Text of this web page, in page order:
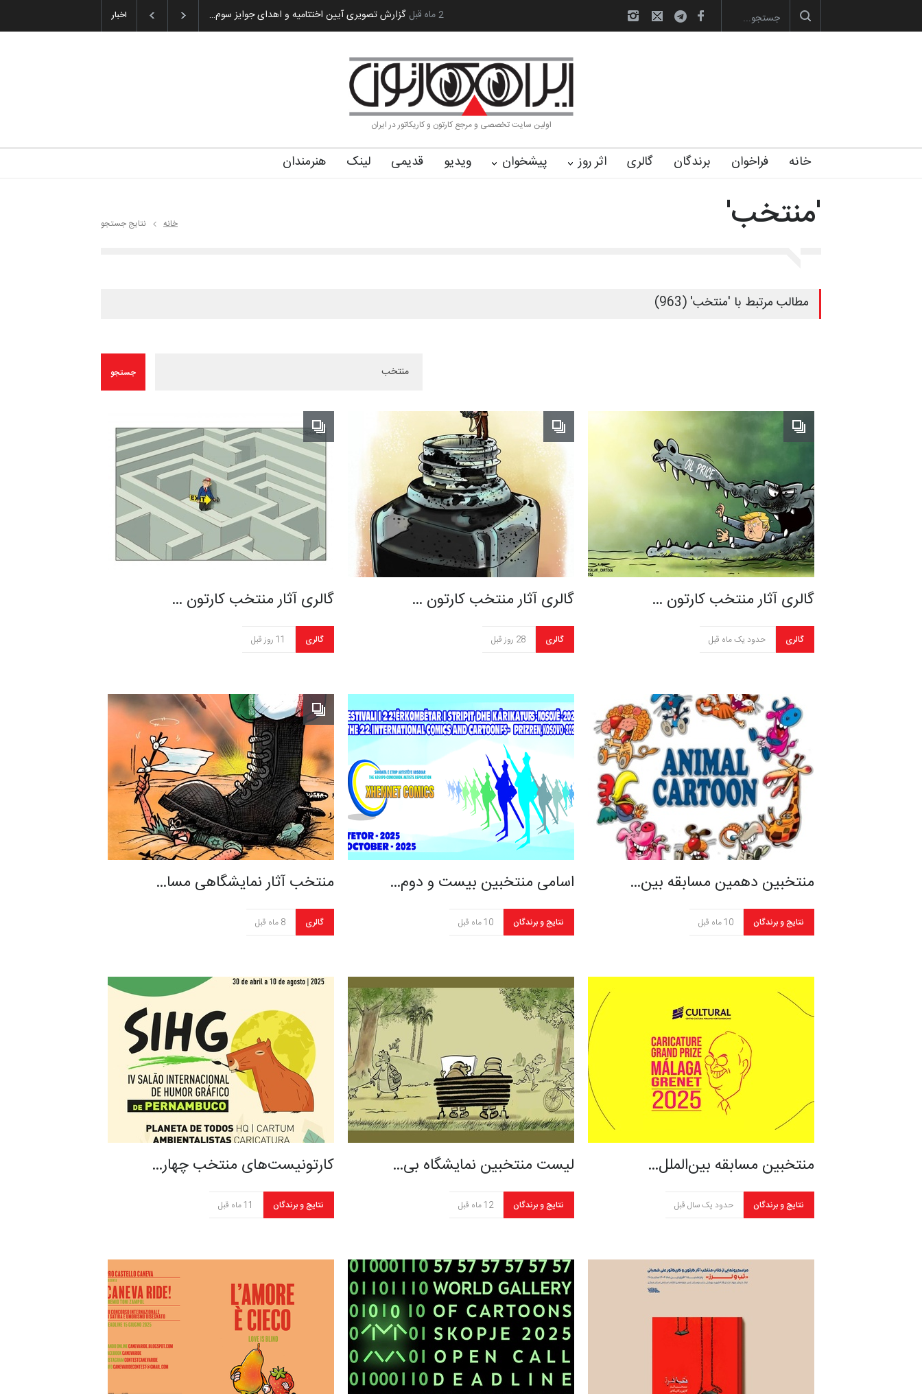
اخبار به یاد اردوغان باشول (۱۹۳۶–۲۰۲۶) رویداد کارگاهی کارتون و پوستر «ایران سربلند»… آغاز دوره‌های تخصصی فصل تابستان 1405 خانه کا… آیین اختتامیه و اهدای جوایز سوم… 2 ماه قبل
اولین سایت تخصصی و مرجع کارتون و کاریکاتور در ایران
خانه فراخوان برندگان گالری اثر روز پیشخوان ویدیو قدیمی لینک هنرمندان
'منتخب' خانه نتایج جستجو
مطالب مرتبط با 'منتخب' (963)
گالری آثار منتخب کارتون …
گالری 11 روز قبل
گالری آثار منتخب کارتون …
گالری 28 روز قبل
گالری آثار منتخب کارتون …
گالری حدود یک ماه قبل
منتخب آثار نمایشگاهی مسا…
گالری 8 ماه قبل
اسامی منتخبین بیست و دوم…
نتایج و برندگان 10 ماه قبل
منتخبین دهمین مسابقه بین…
نتایج و برندگان 10 ماه قبل
کارتونیست‌های منتخب چهار…
نتایج و برندگان 11 ماه قبل
لیست منتخبین نمایشگاه بی…
نتایج و برندگان 12 ماه قبل
منتخبین مسابقه بین‌الملل…
نتایج و برندگان حدود یک سال قبل